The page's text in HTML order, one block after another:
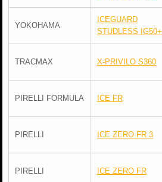
YOKOHAMA
ICEGUARD
STUDLESS IG50+
TRACMAX X-PRIVILO S360
PIRELLI FORMULA ICE FR
PIRELLI ICE ZERO FR 3
PIRELLI ICE ZERO FR